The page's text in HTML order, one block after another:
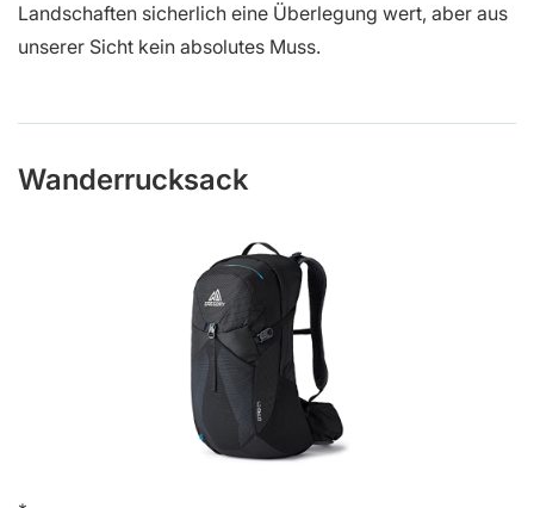
Landschaften sicherlich eine Überlegung wert, aber aus
unserer Sicht kein absolutes Muss.
Wanderrucksack